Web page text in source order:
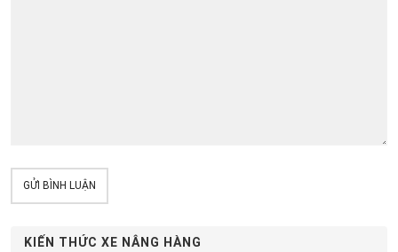
GỬI BÌNH LUẬN
KIẾN THỨC XE NÂNG HÀNG